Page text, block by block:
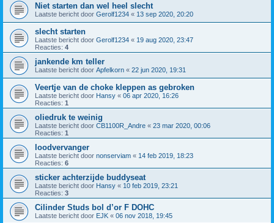
Niet starten dan wel heel slecht
Laatste bericht door Gerolf1234 « 13 sep 2020, 20:20
slecht starten
Laatste bericht door Gerolf1234 « 19 aug 2020, 23:47
Reacties: 4
jankende km teller
Laatste bericht door Apfelkorn « 22 jun 2020, 19:31
Veertje van de choke kleppen as gebroken
Laatste bericht door Hansy « 06 apr 2020, 16:26
Reacties: 1
oliedruk te weinig
Laatste bericht door CB1100R_Andre « 23 mar 2020, 00:06
Reacties: 1
loodvervanger
Laatste bericht door nonserviam « 14 feb 2019, 18:23
Reacties: 6
sticker achterzijde buddyseat
Laatste bericht door Hansy « 10 feb 2019, 23:21
Reacties: 3
Cilinder Studs bol d’or F DOHC
Laatste bericht door EJK « 06 nov 2018, 19:45